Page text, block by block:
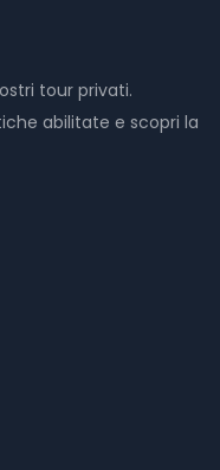
tour privati.
abilitate e scopri la